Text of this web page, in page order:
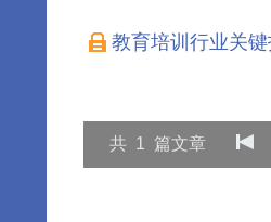
教育培训行业关
共 1 篇文章